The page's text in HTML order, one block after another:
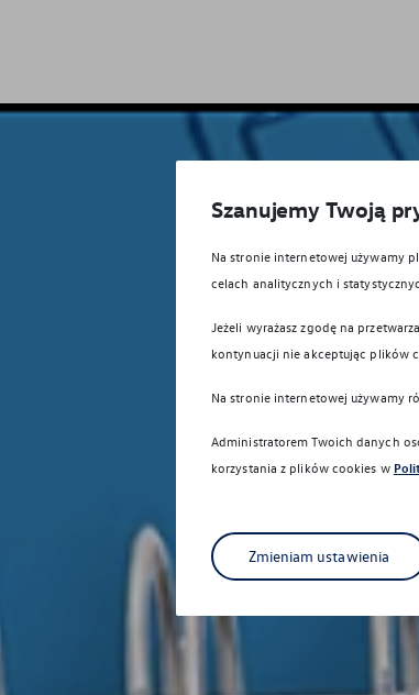
Szanujemy Twoją
Na stronie internetowej używamy
celach analitycznych i
Jeżeli wyrażasz zgodę na
kontynuacji nie akceptując plików
Na stronie internetowej używamy
Administratorem Twoich danych
korzystania z plików cookies w
Zmieniam ustawienia